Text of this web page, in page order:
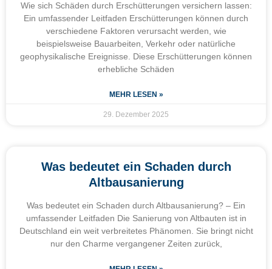
Wie sich Schäden durch Erschütterungen versichern lassen:
Ein umfassender Leitfaden Erschütterungen können durch
verschiedene Faktoren verursacht werden, wie
beispielsweise Bauarbeiten, Verkehr oder natürliche
geophysikalische Ereignisse. Diese Erschütterungen können
erhebliche Schäden
MEHR LESEN »
29. Dezember 2025
Was bedeutet ein Schaden durch
Altbausanierung
Was bedeutet ein Schaden durch Altbausanierung? – Ein
umfassender Leitfaden Die Sanierung von Altbauten ist in
Deutschland ein weit verbreitetes Phänomen. Sie bringt nicht
nur den Charme vergangener Zeiten zurück,